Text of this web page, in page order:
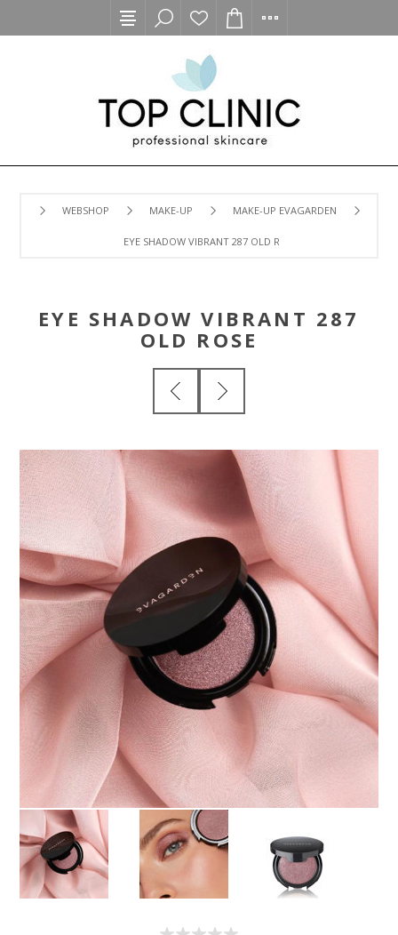
WEBSHOP MAKE-UP MAKE-UP EVAGARDEN
EYE SHADOW VIBRANT 287 OLD ROSE
EYE SHADOW VIBRANT 287
OLD ROSE